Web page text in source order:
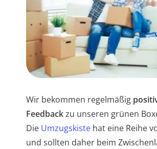
Wir bekommen regelmäßig
Feedbackzu unseren grünen
Die Umzugskiste hat eine Reihe
und sollten daher beim